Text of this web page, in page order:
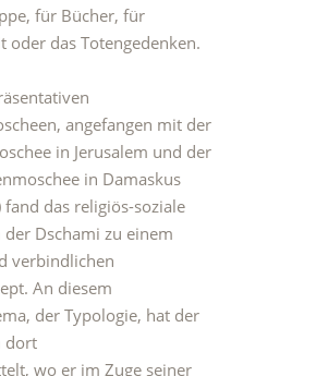
für Bücher, für
oder das Totengedenken.
angefangen mit der
in Jerusalem und der
in Damaskus
fand das religiös-soziale
Dschami zu einem
verbindlichen
An diesem
der Typologie, hat der
dort
wo er im Zuge seiner